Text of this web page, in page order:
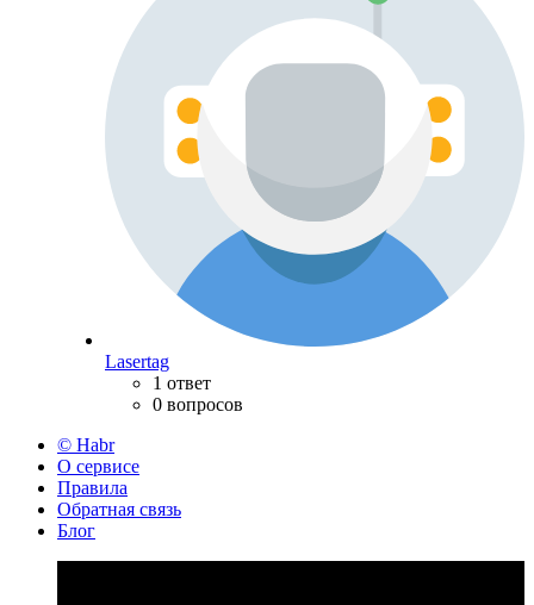
Lasertag
1 ответ
0 вопросов
© Habr
О сервисе
Правила
Обратная связь
Блог